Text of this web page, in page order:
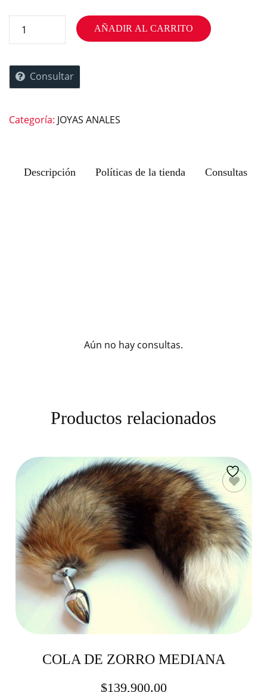
AÑADIR AL CARRITO
Consultar
Categoría: JOYAS ANALES
Descripción Políticas de la tienda Consultas
Aún no hay consultas.
Productos relacionados
COLA DE ZORRO MEDIANA
$139,900.00